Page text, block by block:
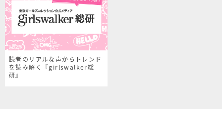
読者のリアルな声からトレンド
を読み解く『girlswalker総
研』